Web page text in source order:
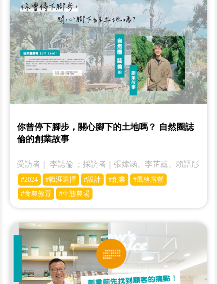
你曾停下腳步，關心腳下的土地嗎？ 自然圈誌
倫的創業故事
受訪者｜­­ 李誌倫 ；採訪者｜張媁涵、李芷薰、賴語彤
#2024 #職涯選擇 #設計 #創業
#風格露營
#食農教育
#生態農場